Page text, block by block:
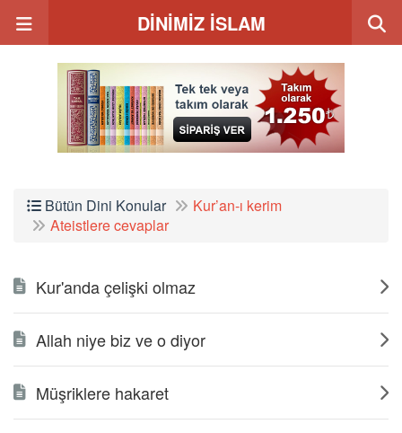
DİNİMİZ İSLAM
Bütün Dini Konular
Kur’an-ı kerim
Ateistlere cevaplar
Kur'anda çelişki olmaz
Allah niye biz ve o diyor
Müşriklere hakaret